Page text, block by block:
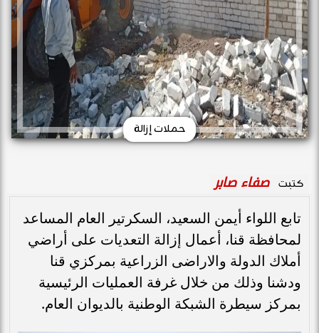
حملات إزالة
كتبت صفاء صابر
تابع اللواء أيمن السعيد، السكرتير العام المساعد
لمحافظة قنا، أعمال إزالة التعديات على أراضي
أملاك الدولة والاراضى الزراعية بمركزي قنا
ودشنا وذلك من خلال غرفة العمليات الرئيسية
بمركز سيطرة الشبكة الوطنية بالديوان العام.